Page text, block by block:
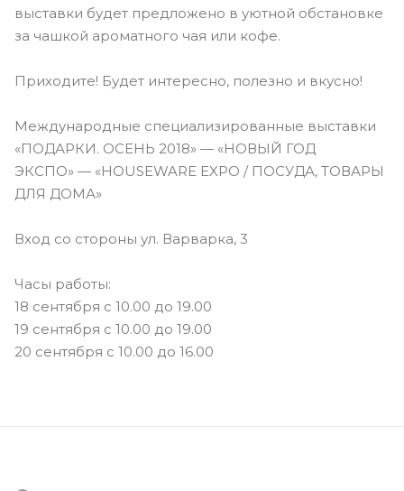
выставки будет предложено в уютной обстановке
за чашкой ароматного чая или кофе.
Приходите! Будет интересно, полезно и вкусно!
Международные специализированные выставки
«ПОДАРКИ. ОСЕНЬ 2018» — «НОВЫЙ ГОД
ЭКСПО» — «HOUSEWARE EXPO / ПОСУДА, ТОВАРЫ
ДЛЯ ДОМА»
Вход со стороны ул. Варварка, 3
Часы работы:
18 сентября с 10.00 до 19.00
19 сентября с 10.00 до 19.00
20 сентября с 10.00 до 16.00